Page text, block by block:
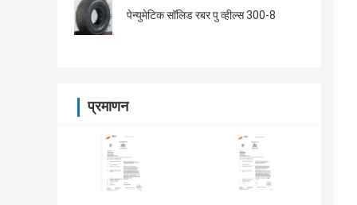
पेन्युमेटिक सॉलिड रबर पु व्हील्स 300-8
प्रमाणन